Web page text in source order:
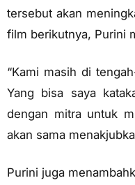
tersebut akan
film berikutnya, Purini
“Kami masih di
Yang bisa saya
dengan mitra untuk
akan sama
Purini juga